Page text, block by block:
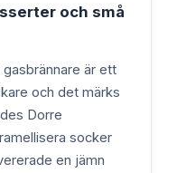
och små
är ett
och det märks
Dorre
socker
en jämn